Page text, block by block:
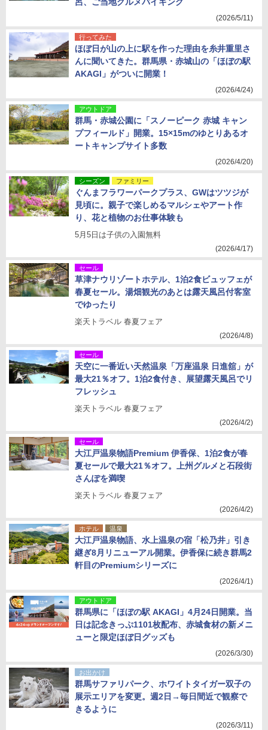
(2026/5/11)
行ってみた
ほぼ日が山の上に駅を作った理由を糸井重里さ
んに聞いてきた。群馬県・赤城山の「ほぼの駅
AKAGI」がついに開業！
(2026/4/24)
アウトドア
群馬・赤城公園に「スノーピーク 赤城 キャン
プフィールド」開業。15×15mのゆとりあるオ
ートキャンプサイト多数
(2026/4/20)
シーズン ファミリー
ぐんまフラワーパークプラス、GWはツツジが
見頃に。親子で楽しめるマルシェやアート作
り、花と植物のお仕事体験も
5月5日は子供の入園無料
(2026/4/17)
セール
草津ナウリゾートホテル、1泊2食ビュッフェが
春夏セール。湯畑観光のあとは露天風呂付客室
でゆったり
楽天トラベル 春夏フェア
(2026/4/8)
セール
天空に一番近い天然温泉「万座温泉 日進舘」が
最大21％オフ。1泊2食付き、展望露天風呂でリ
フレッシュ
楽天トラベル 春夏フェア
(2026/4/2)
セール
大江戸温泉物語Premium 伊香保、1泊2食が春
夏セールで最大21％オフ。上州グルメと石段街
さんぽを満喫
楽天トラベル 春夏フェア
(2026/4/2)
ホテル 温泉
大江戸温泉物語、水上温泉の宿「松乃井」引き
継ぎ8月リニューアル開業。伊香保に続き群馬2
軒目のPremiumシリーズに
(2026/4/1)
アウトドア
群馬県に「ほぼの駅 AKAGI」4月24日開業。当
日は記念きっぷ1101枚配布、赤城食材の新メニ
ューと限定ほぼ日グッズも
(2026/3/30)
お出かけ
群馬サファリパーク、ホワイトタイガー双子の
展示エリアを変更。週2日→毎日間近で観察で
きるように
(2026/3/11)